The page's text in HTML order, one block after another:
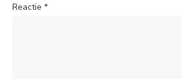
Reactie *